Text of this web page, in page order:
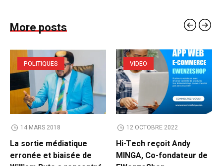
More posts
POLITIQUES
14 MARS 2018
La sortie médiatique
erronée et biaisée de
VIDEO
12 OCTOBRE 2022
Hi-Tech reçoit Andy
MINGA, Co-fondateur de